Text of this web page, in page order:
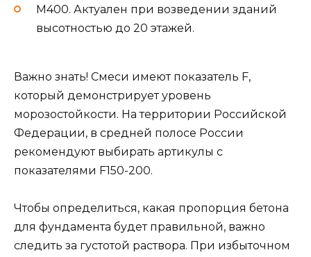
М400. Актуален при возведении зданий
высотностью до 20 этажей.
Важно знать! Смеси имеют показатель F,
который демонстрирует уровень
морозостойкости. На территории Российской
Федерации, в средней полосе России
рекомендуют выбирать артикулы с
показателями F150-200.
Чтобы определиться, какая пропорция бетона
для фундамента будет правильной, важно
следить за густотой раствора. При избыточном